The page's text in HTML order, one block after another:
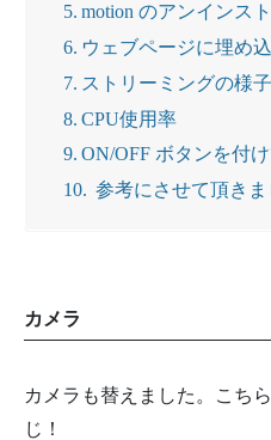
motion のアンインス
ウェブページに埋め
ストリーミングの様子
CPU使用率
ON/OFF ボタンを付
参考にさせて頂きま
カメラ
カメラも替えました。こち
じ！